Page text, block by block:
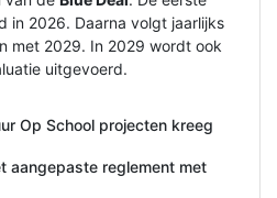
in 2026. Daarna volgt jaarlijks
met 2029. In 2029 wordt ook
uitgevoerd.
Op School projecten kreeg
aangepaste reglement met